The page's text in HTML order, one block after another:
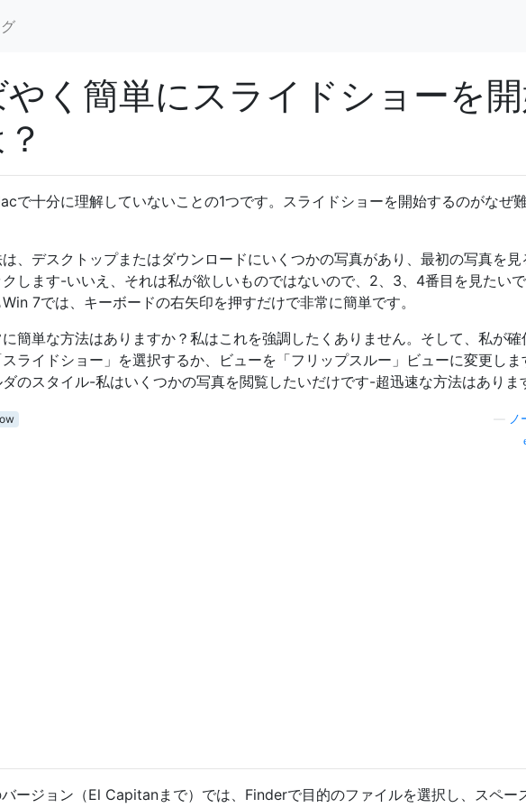
く簡単にスライドショーを
で十分に理解していないことの1つです。スライドショーを開始するのがなぜ
、デスクトップまたはダウンロードにいくつかの写真があり、最初の写真を見
します-いいえ、それは私が欲しいものではないので、2、3、4番目を見たい
7では、キーボードの右矢印を押すだけで非常に簡単です。
簡単な方法はありますか？私はこれを強調したくありません。そして、私が確
ライドショー」を選択するか、ビューを「フリップスルー」ビューに変更しま
のスタイル-私はいくつかの写真を閲覧したいだけです-超迅速な方法はありま
ノ
ージョン（El Capitanまで）では、Finderで目的のファイルを選択し、スペー